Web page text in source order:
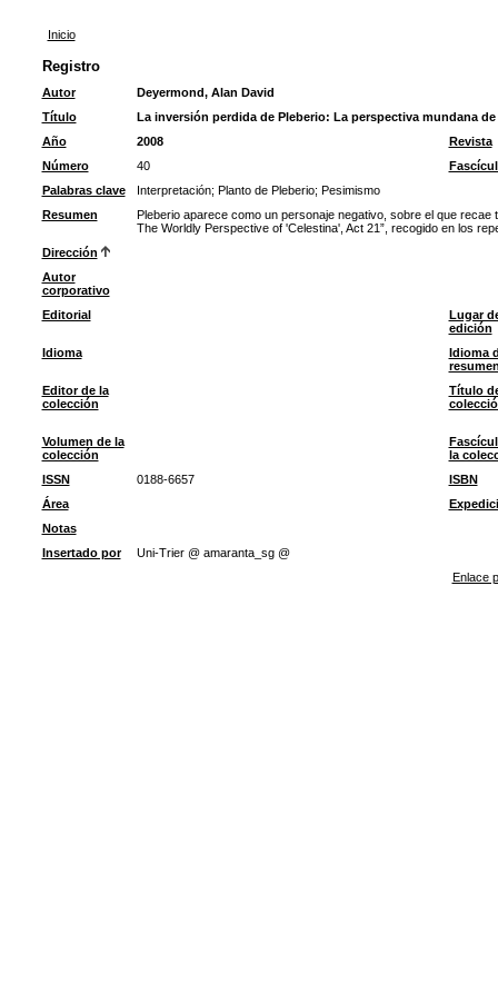
Inicio
Registro
Autor
Deyermond, Alan David
Título
La inversión perdida de Pleberio: La perspectiva mundana
Año
2008
Revista
Número
40
Palabras clave
Interpretación; Planto de Pleberio; Pesimismo
Resumen
Pleberio aparece como un personaje negativo, sobre el que
The Worldly Perspective of 'Celestina', Act 21”, recogido en los
Dirección
Autor
corporativo
Editorial
Lugar
edición
Idioma
Idioma
Editor de la
colección
Título
Volumen de la
colección
la
ISSN
0188-6657
ISBN
Área
Notas
Insertado por
Uni-Trier @ amaranta_sg @
Enlace